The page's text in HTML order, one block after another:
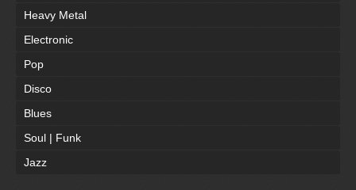
Heavy Metal
Electronic
Pop
Disco
Blues
Soul | Funk
Jazz